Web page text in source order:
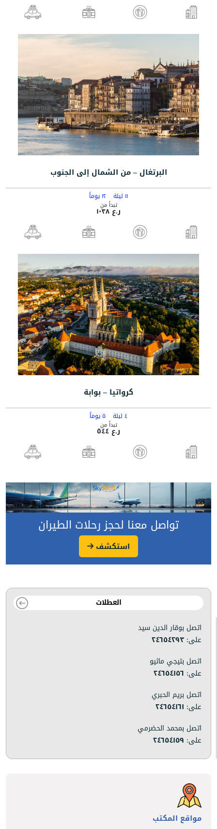
البرتغال – من الشمال إلى الجنوب
١١ ليلة ١٢ يوماً
تبدأ منر.ع ١٠٣٨
كرواتيا – بوابة
٤ ليلة ٥ يوماً
تبدأ من
ر.ع ٥٤٤
تواصل معنا لحجز رحلات الطيران
استكشف
العطلات
اتصل بوقار الدين سيد
على: ٢٤٦٥٤٢٩٣
اتصل بتيجي ماثيو
على: ٢٤٦٥٤١٥٦
اتصل بريم الحبري
على: ٢٤٦٥٤١٦١
اتصل بمحمد الحضرمي
على: ٢٤٦٥٤١٥٩
مواقع المكتب